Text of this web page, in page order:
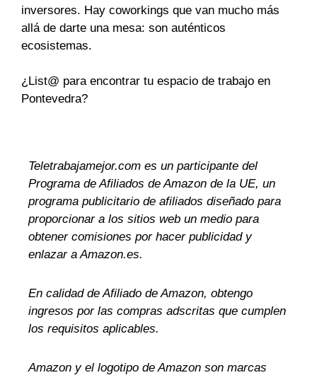
inversores. Hay coworkings que van mucho más
allá de darte una mesa: son auténticos
ecosistemas.
¿List@ para encontrar tu espacio de trabajo en
Pontevedra?
Teletrabajamejor.com es un participante del
Programa de Afiliados de Amazon de la UE, un
programa publicitario de afiliados diseñado para
proporcionar a los sitios web un medio para
obtener comisiones por hacer publicidad y
enlazar a Amazon.es.
En calidad de Afiliado de Amazon, obtengo
ingresos por las compras adscritas que cumplen
los requisitos aplicables.
Amazon y el logotipo de Amazon son marcas